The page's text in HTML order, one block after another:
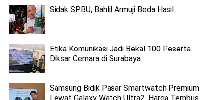
Sidak SPBU, Bahlil Armuji Beda Hasil
Etika Komunikasi Jadi Bekal 100 Peserta
Diksar Cemara di Surabaya
Samsung Bidik Pasar Smartwatch Premium
Lewat Galaxy Watch Ultra2, Harga Tembus